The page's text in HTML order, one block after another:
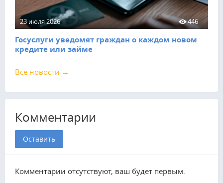
23 июля 2026 446
Госуслуги уведомят граждан о каждом новом
кредите или займе
Все новости →
Комментарии
Оставить
Комментарии отсутствуют, ваш будет первым.